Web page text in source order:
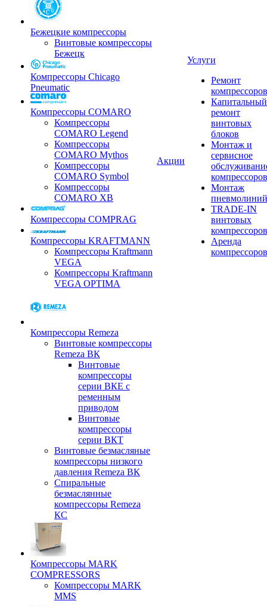
Бежецкие компрессоры
Винтовые компрессоры
Бежецк
Компрессоры Chicago
Pneumatic
Компрессоры COMARO
Компрессоры
COMARO Legend
Компрессоры
COMARO Mythos
Компрессоры
COMARO Symbol
Компрессоры
COMARO XB
Компрессоры COMPRAG
Компрессоры KRAFTMANN
Компрессоры Kraftmann
VEGA
Компрессоры Kraftmann
VEGA OPTIMA
Компрессоры Remeza
Винтовые компрессоры
Remeza ВК
Винтовые
компрессоры
серии ВКЕ с
ременным
приводом
Винтовые
компрессоры
серии ВКТ
Винтовые безмасляные
компрессоры низкого
давления Remeza ВК
Спиральные
безмаслянные
компрессоры Remeza
КС
Компрессоры MARK
COMPRESSORS
Компрессоры MARK
MMS
Акции
Услуги
Ремонт
компрессоров
Капитальный
ремонт
винтовых
блоков
Монтаж и
сервисное
компрессоров
Монтаж
пневмолиний
TRADE-IN
винтовых
компрессоров
Аренда
компрессоров